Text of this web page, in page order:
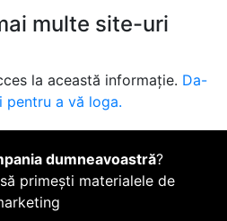
multe site-uri
la această informație. Da-
pentru a vă loga.
dumneavoastră?
primești materialele de